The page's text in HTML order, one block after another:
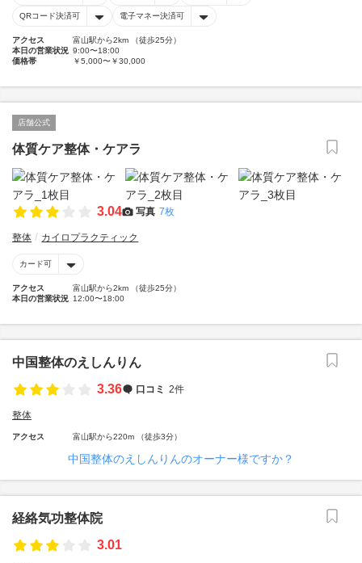
QRコード決済可 電子マネー決済可
アクセス
富山駅から2km （徒歩25分）
本日の営業状況 9:00〜18:00
価格帯
￥5,000〜￥30,000
店舗公式
体質ケア整体・ケアラ
3.04 写真 7枚
整体 カイロプラクティック
カード可
アクセス
富山駅から2km （徒歩25分）
本日の営業状況 12:00〜18:00
中国整体のえしんりん
3.36
口コミ 2件
整体
アクセス 富山駅から220m （徒歩3分）
中国整体のえしんりんのオーナー様ですか？
経絡気功整体院
3.01